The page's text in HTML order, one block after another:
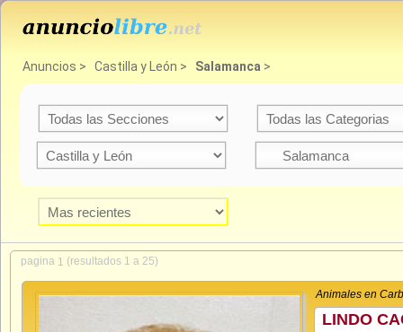
Anuncios > Castilla y León > Salamanca >
pagina 1 (resultados 1 a 25)
Animales en
LINDO